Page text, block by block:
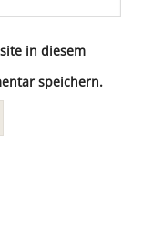
in diesem
speichern.